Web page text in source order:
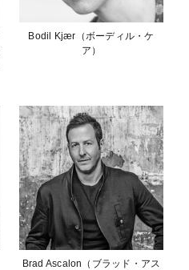
Bodil Kjær（ボーディル・ケ
ア）
Brad Ascalon（ブラッド・アス